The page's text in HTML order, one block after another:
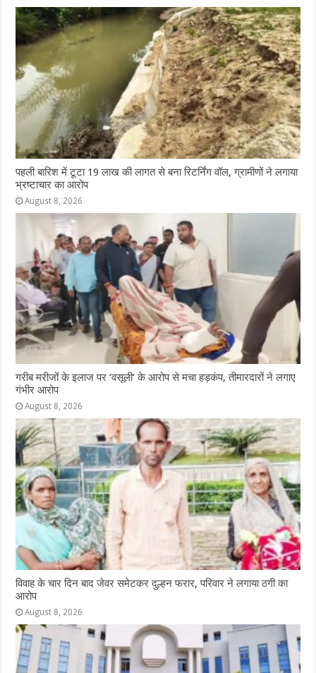
पहली बारिश में टूटा 19 लाख की लागत से बना रिटर्निंग वॉल, ग्रामीणों ने लगाया
भ्रष्टाचार का आरोप
August 8, 2026
गरीब मरीजों के इलाज पर ‘वसूली’ के आरोप से मचा हड़कंप, तीमारदारों ने लगाए
गंभीर आरोप
August 8, 2026
विवाह के चार दिन बाद जेवर समेटकर दुल्हन फरार, परिवार ने लगाया ठगी का
आरोप
August 8, 2026